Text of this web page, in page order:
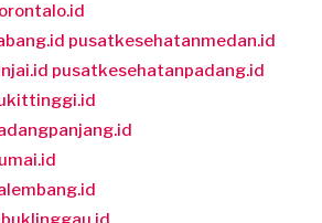
pusatkesehatanmedan.id
pusatkesehatanpadang.id